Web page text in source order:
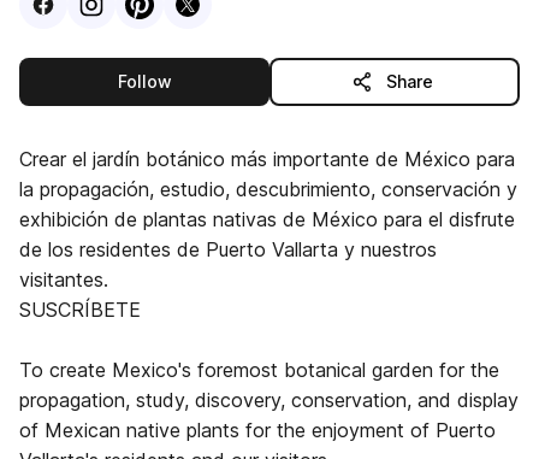
VisitFacebookprofile
VisitInstagram
VisitPinterest
Visit
Followthis publisher Share
Crear el jardín botánico más importante de México para
la propagación, estudio, descubrimiento, conservación y
exhibición de plantas nativas de México para el disfrute
de los residentes de Puerto Vallarta y nuestros
visitantes.
SUSCRÍBETE
To create Mexico's foremost botanical garden for the
propagation, study, discovery, conservation, and display
of Mexican native plants for the enjoyment of Puerto